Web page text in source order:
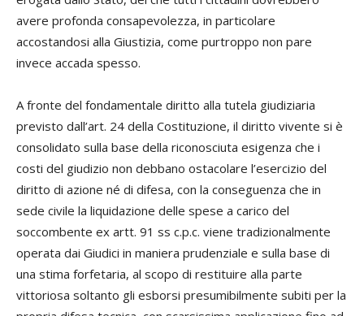
avere profonda consapevolezza, in particolare
accostandosi alla Giustizia, come purtroppo non pare
invece accada spesso.
A fronte del fondamentale diritto alla tutela giudiziaria
previsto dall’art. 24 della Costituzione, il diritto vivente si è
consolidato sulla base della riconosciuta esigenza che i
costi del giudizio non debbano ostacolare l’esercizio del
diritto di azione né di difesa, con la conseguenza che in
sede civile la liquidazione delle spese a carico del
soccombente ex artt. 91 ss c.p.c. viene tradizionalmente
operata dai Giudici in maniera prudenziale e sulla base di
una stima forfetaria, al scopo di restituire alla parte
vittoriosa soltanto gli esborsi presumibilmente subiti per la